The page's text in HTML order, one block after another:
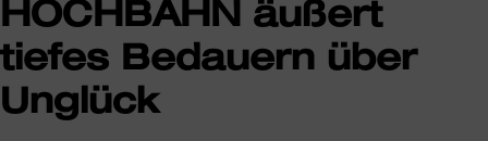
HOCHBAHN äußert
tiefes Bedauern über
Unglück